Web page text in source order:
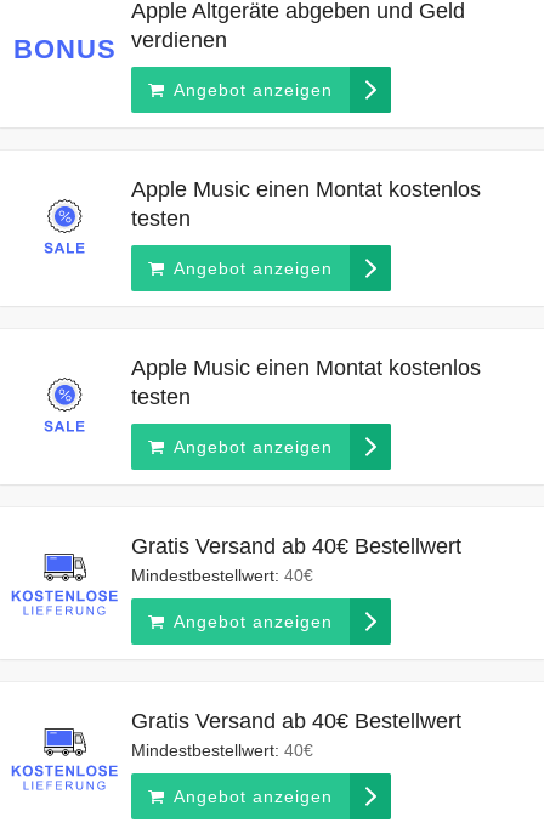
BONUS
Apple Altgeräte abgeben und Geld
verdienen
Angebot anzeigen
Apple Music einen Montat kostenlos
testen
Angebot anzeigen
Apple Music einen Montat kostenlos
testen
Angebot anzeigen
Gratis Versand ab 40€ Bestellwert
Mindestbestellwert: 40€
Angebot anzeigen
Gratis Versand ab 40€ Bestellwert
Mindestbestellwert: 40€
Angebot anzeigen